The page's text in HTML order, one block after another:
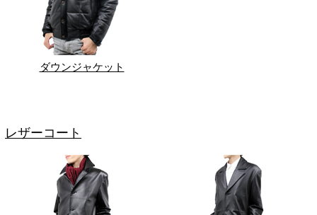
ダウンジャケット
レザーコート